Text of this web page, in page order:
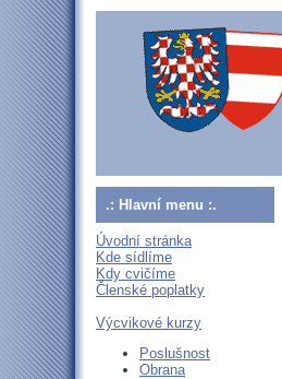
.: Hlavní menu :.
Úvodní stránka
Kde sídlíme
Kdy cvičíme
Členské poplatky
Výcvikové kurzy
Poslušnost
Obrana